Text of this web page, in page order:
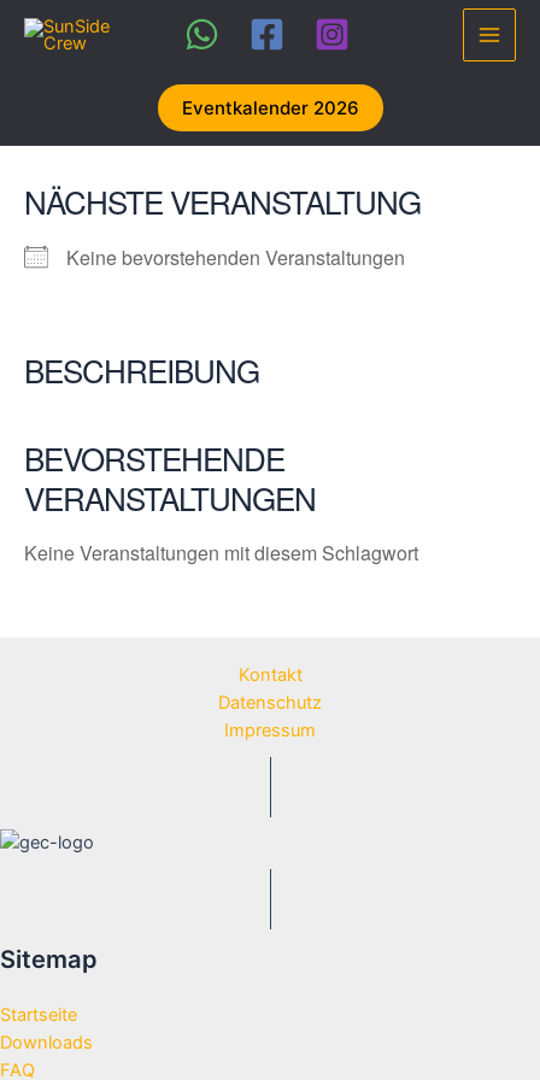
Inhalt
Main
Eventkalender 2026
NÄCHSTE VERANSTALTUNG
Keine bevorstehenden Veranstaltungen
BESCHREIBUNG
BEVORSTEHENDE
VERANSTALTUNGEN
Keine Veranstaltungen mit diesem Schlagwort
Kontakt
Datenschutz
Impressum
Sitemap
Startseite
Downloads
FAQ